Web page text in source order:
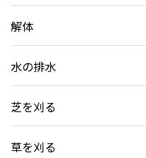
解体
水の排水
芝を刈る
草を刈る